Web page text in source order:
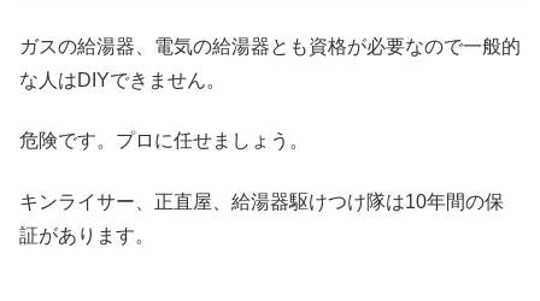
ガスの給湯器、電気の給湯器とも資格が必要なので一般的
な人はDIYできません。
危険です。プロに任せましょう。
キンライサー、正直屋、給湯器駆けつけ隊は10年間の保
証があります。